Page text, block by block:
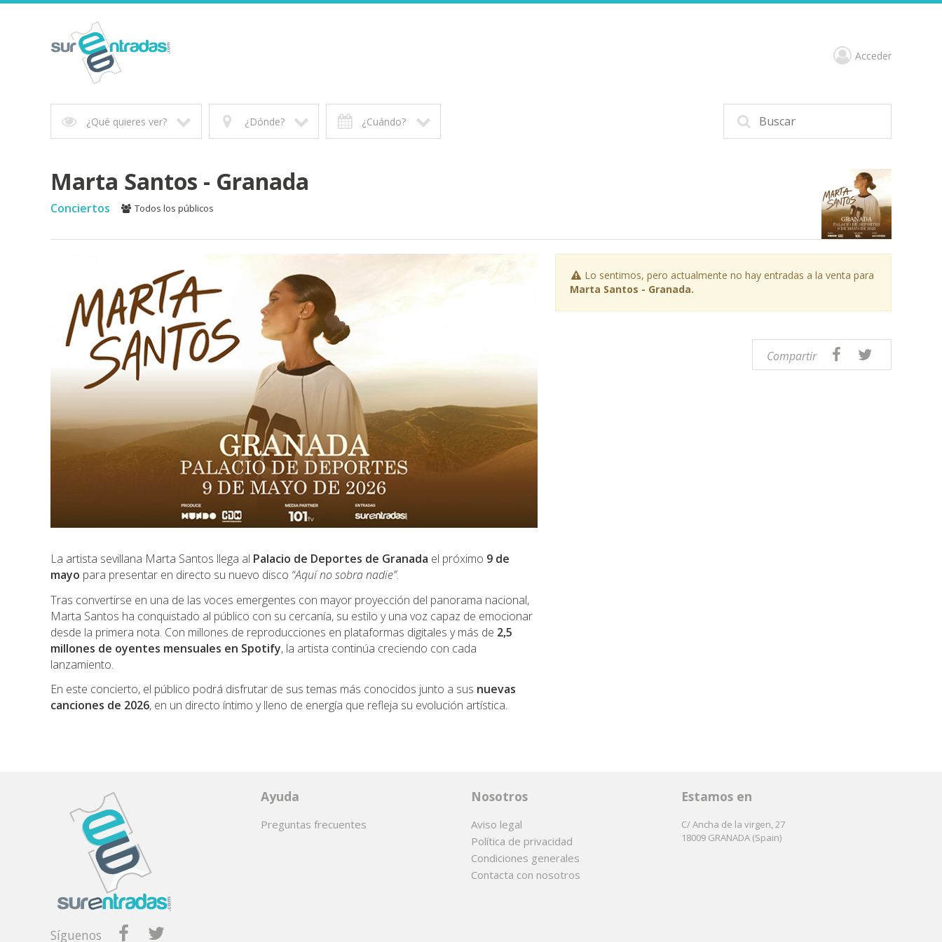
Acceder
¿Qué quieres ver? ¿Dónde? ¿Cuándo?
Marta Santos - Granada
Conciertos Todos los públicos
La artista sevillana Marta Santos llega al Palacio de Deportes de Granada el próximo 9 de
mayo para presentar en directo su nuevo disco “Aquí no sobra nadie”.
Tras convertirse en una de las voces emergentes con mayor proyección del panorama nacional,
Marta Santos ha conquistado al público con su cercanía, su estilo y una voz capaz de emocionar
desde la primera nota. Con millones de reproducciones en plataformas digitales y más de 2,5
millones de oyentes mensuales en Spotify, la artista continúa creciendo con cada
lanzamiento.
En este concierto, el público podrá disfrutar de sus temas más conocidos junto a sus nuevas
canciones de 2026, en un directo íntimo y lleno de energía que refleja su evolución artística.
Lo sentimos, pero actualmente no hay entradas a la venta para
Marta Santos - Granada.
Compartir
Síguenos
Ayuda
Preguntas frecuentes
Nosotros
Aviso legal
Política de privacidad
Condiciones generales
Contacta con nosotros
Estamos en
C/ Ancha de la virgen, 27
18009 GRANADA (Spain)